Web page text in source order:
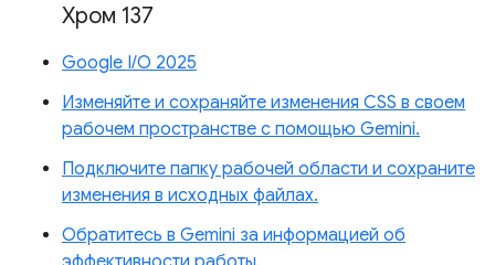
Хром 137
Google I/O 2025
Изменяйте и сохраняйте изменения CSS в своем
рабочем пространстве с помощью Gemini.
Подключите папку рабочей области и сохраните
изменения в исходных файлах.
Обратитесь в Gemini за информацией об